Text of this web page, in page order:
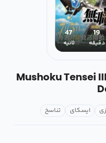
19
دقیقه
47
ثانیه
Mushoku Tensei
ایسکای تناسخ